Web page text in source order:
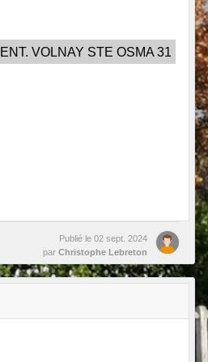
ENT. VOLNAY STE OSMA 31
Publié le 02 sept. 2024
par Christophe Lebreton